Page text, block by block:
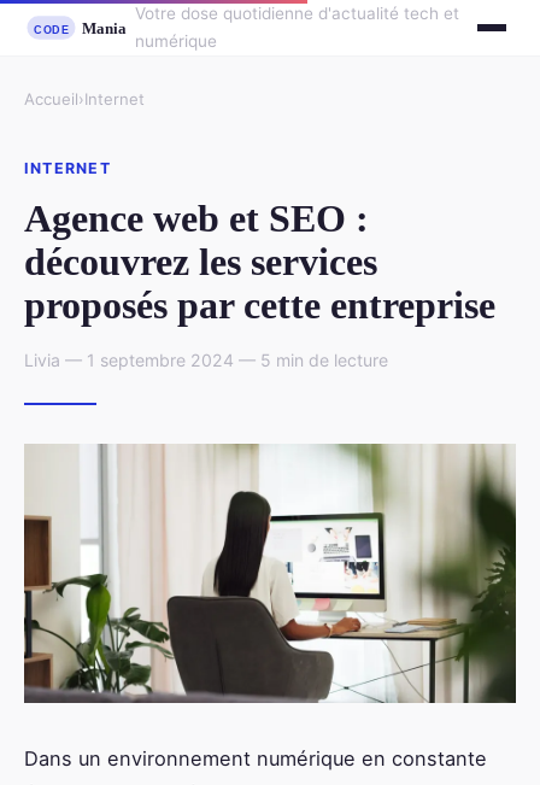
Votre dose quotidienne d'actualité tech et
numérique
Accueil›Internet
INTERNET
Agence web et SEO :
découvrez les services
proposés par cette entreprise
Livia — 1 septembre 2024 — 5 min de lecture
Dans un environnement numérique en constante